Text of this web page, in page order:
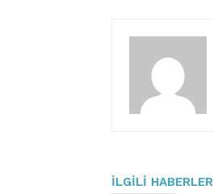
İLGILI HABERLER